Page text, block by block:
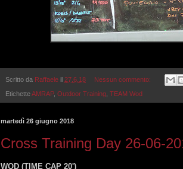
Scritto da Raffaele il 27.6.18 Nessun commento:
EtichetteAMRAP, Outdoor Training TEAM Wod
martedì 26 giugno 2018
Cross Training Day 26-06-
WOD (TIME CAP 20')